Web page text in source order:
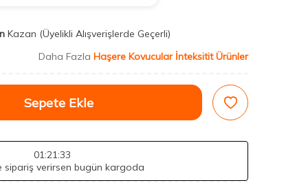
Kazan (Üyelikli Alışverişlerde Geçerli)
Daha Fazla Haşere Kovucular İnteksitit Ürünler
Sepete Ekle
01:21:32
sipariş verirsen bugün kargoda